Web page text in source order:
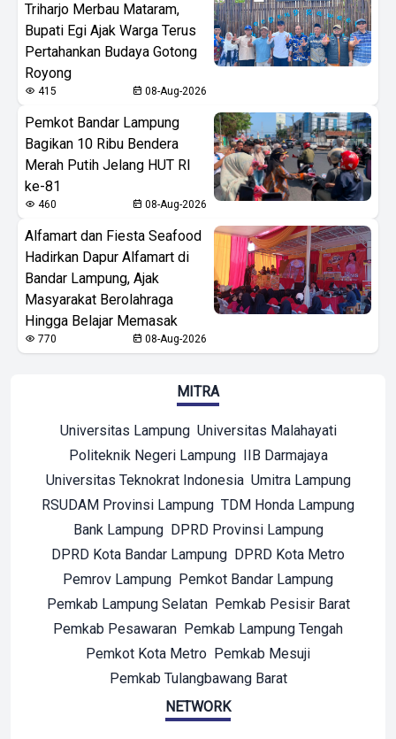
Triharjo Merbau Mataram,
Bupati Egi Ajak Warga Terus
Pertahankan Budaya Gotong
Royong
415 08-Aug-2026
Pemkot Bandar Lampung
Bagikan 10 Ribu Bendera
Merah Putih Jelang HUT RI
ke-81
460 08-Aug-2026
Alfamart dan Fiesta Seafood
Hadirkan Dapur Alfamart di
Bandar Lampung, Ajak
Masyarakat Berolahraga
Hingga Belajar Memasak
770 08-Aug-2026
MITRA
Universitas Lampung Universitas Malahayati
Politeknik Negeri Lampung IIB Darmajaya
Universitas Teknokrat Indonesia Umitra Lampung
RSUDAM Provinsi Lampung TDM Honda Lampung
Bank Lampung DPRD Provinsi Lampung
DPRD Kota Bandar Lampung DPRD Kota Metro
Pemrov Lampung Pemkot Bandar Lampung
Pemkab Lampung Selatan Pemkab Pesisir Barat
Pemkab Pesawaran Pemkab Lampung Tengah
Pemkot Kota Metro Pemkab Mesuji
Pemkab Tulangbawang Barat
NETWORK